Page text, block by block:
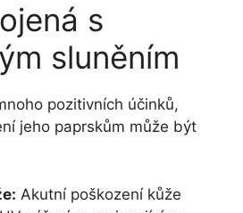
s
sluněním
pozitivních účinků,
jeho paprskům může být
Akutní poškození kůže